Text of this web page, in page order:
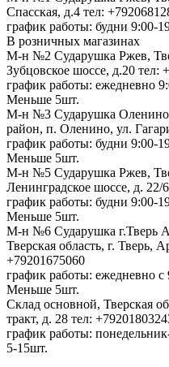
Спасская, д.4 тел:
график работы: будни 9:00-
В розничных магазинах
М-н №2 Cударушка Ржев,
Зубцовское шоссе, д.20 тел:
график работы: ежедневно
Меньше 5шт.
М-н №3 Сударушка Оленино,
район, п. Оленино, ул.
график работы: будни 9:00-
Меньше 5шт.
М-н №5 Сударушка Ржев,
Ленинградское шоссе, д. 22/
график работы: будни 9:00-
Меньше 5шт.
М-н №6 Сударушка г.Тверь
Тверская область, г. Тверь,
+79201675060
график работы: ежедневно с
Меньше 5шт.
Склад основной, Тверская
тракт, д. 28 тел:
график работы:
5-15шт.